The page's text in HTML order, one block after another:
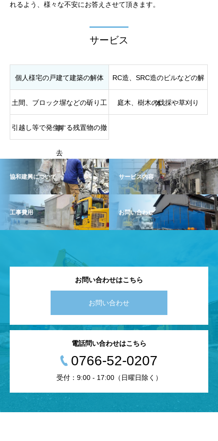
れるよう、様々な不安にお答えさせて頂きます。
サービス
個人様宅の戸建て建築の解体 RC造、SRC造のビルなどの解
体
土間、ブロック塀などの斫り工
事
庭木、樹木の伐採や草刈り
引越し等で発生する残置物の撤
去
協和建興について サービス内容
工事費用 お問い合わせ
お問い合わせはこちら
お問い合わせ
電話問い合わせはこちら
0766-52-0207
受付：9:00 - 17:00（日曜日除く）